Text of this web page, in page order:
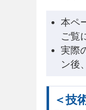
本ペ
ご覧
実際
ン後
＜技